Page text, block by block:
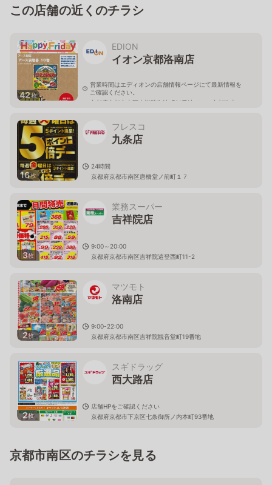
この店舗の近くのチラシ
42枚
EDION
イオン京都洛南店
営業時間はエディオンの店舗情報ページにて最新情報を
ご確認ください。
京都府京都市南区吉祥院御池町31番地イオン京都洛南シ
16枚
フレスコ
九条店
24時間
京都府京都市南区唐橋堂ノ前町１７
3枚
業務スーパー
吉祥院店
9:00～20:00
京都府京都市南区吉祥院這登西町11-2
2枚
マツモト
洛南店
9:00-22:00
京都府京都市南区吉祥院観音堂町19番地
2枚
スギドラッグ
西大路店
店舗HPをご確認ください
京都府京都市下京区七条御所ノ内本町93番地
京都市南区のチラシを見る